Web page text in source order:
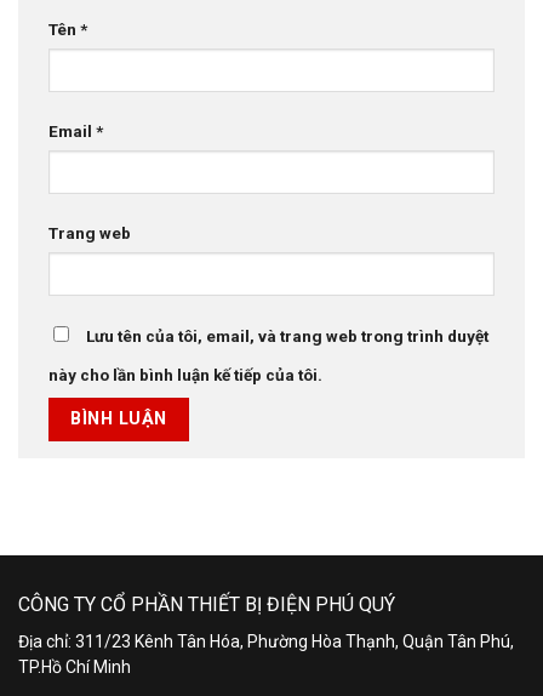
Tên *
Email *
Trang web
Lưu tên của tôi, email, và trang web trong trình duyệt
này cho lần bình luận kế tiếp của tôi.
CÔNG TY CỔ PHẦN THIẾT BỊ ĐIỆN PHÚ QUÝ
Địa chỉ: 311/23 Kênh Tân Hóa, Phường Hòa Thạnh, Quận Tân Phú,
TP.Hồ Chí Minh